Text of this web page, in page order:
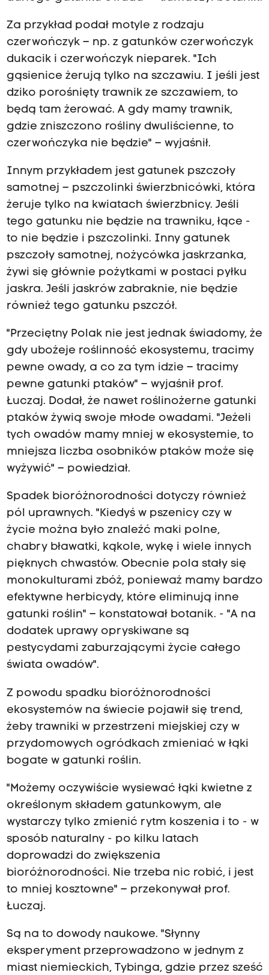
Za przykład podał motyle z rodzaju
czerwończyk – np. z gatunków czerwończyk
dukacik i czerwończyk nieparek. "Ich
gąsienice żerują tylko na szczawiu. I jeśli jest
dziko porośnięty trawnik ze szczawiem, to
będą tam żerować. A gdy mamy trawnik,
gdzie zniszczono rośliny dwuliścienne, to
czerwończyka nie będzie" – wyjaśnił.
Innym przykładem jest gatunek pszczoły
samotnej – pszczolinki świerzbnicówki, która
żeruje tylko na kwiatach świerzbnicy. Jeśli
tego gatunku nie będzie na trawniku, łące -
to nie będzie i pszczolinki. Inny gatunek
pszczoły samotnej, nożycówka jaskrzanka,
żywi się głównie pożytkami w postaci pyłku
jaskra. Jeśli jaskrów zabraknie, nie będzie
również tego gatunku pszczół.
"Przeciętny Polak nie jest jednak świadomy, że
gdy ubożeje roślinność ekosystemu, tracimy
pewne owady, a co za tym idzie – tracimy
pewne gatunki ptaków" – wyjaśnił prof.
Łuczaj. Dodał, że nawet roślinożerne gatunki
ptaków żywią swoje młode owadami. "Jeżeli
tych owadów mamy mniej w ekosystemie, to
mniejsza liczba osobników ptaków może się
wyżywić" – powiedział.
Spadek bioróżnorodności dotyczy również
pól uprawnych. "Kiedyś w pszenicy czy w
życie można było znaleźć maki polne,
chabry bławatki, kąkole, wykę i wiele innych
pięknych chwastów. Obecnie pola stały się
monokulturami zbóż, ponieważ mamy bardzo
efektywne herbicydy, które eliminują inne
gatunki roślin" – konstatował botanik. - "A na
dodatek uprawy opryskiwane są
pestycydami zaburzającymi życie całego
świata owadów".
Z powodu spadku bioróżnorodności
ekosystemów na świecie pojawił się trend,
żeby trawniki w przestrzeni miejskiej czy w
przydomowych ogródkach zmieniać w łąki
bogate w gatunki roślin.
"Możemy oczywiście wysiewać łąki kwietne z
określonym składem gatunkowym, ale
wystarczy tylko zmienić rytm koszenia i to - w
sposób naturalny - po kilku latach
doprowadzi do zwiększenia
bioróżnorodności. Nie trzeba nic robić, i jest
to mniej kosztowne" – przekonywał prof.
Łuczaj.
Są na to dowody naukowe. "Słynny
eksperyment przeprowadzono w jednym z
miast niemieckich, Tybinga, gdzie przez sześć